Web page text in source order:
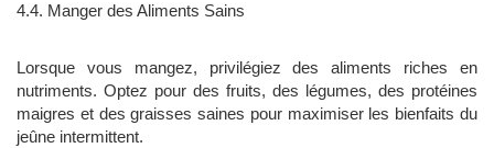
4.4. Manger des Aliments Sains
Lorsque vous mangez, privilégiez des aliments riches en
nutriments. Optez pour des fruits, des légumes, des protéines
maigres et des graisses saines pour maximiser les bienfaits du
jeûne intermittent.